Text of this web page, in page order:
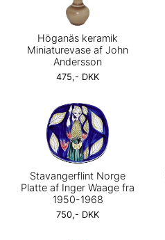
Höganäs keramik
Miniaturevase af John
Andersson
475,- DKK
Stavangerflint Norge
Platte af Inger Waage fra
1950-1968
750,- DKK